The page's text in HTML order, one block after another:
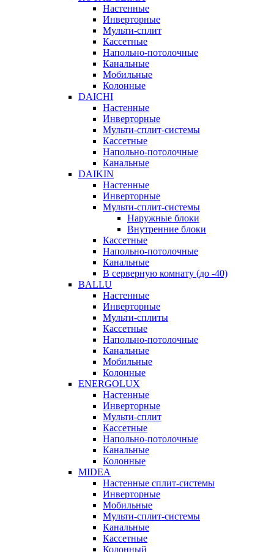
Настенные
Инверторные
Мульти-сплит
Кассетные
Напольно-потолочные
Канальные
Мобильные
Колонные
DAICHI
Настенные
Инверторные
Мульти-сплит-системы
Кассетные
Напольно-потолочные
Канальные
DAIKIN
Настенные
Инверторные
Мульти-сплит-системы
Наружные блоки
Внутренние блоки
Кассетные
Напольно-потолочные
Канальные
В серверную комнату (до -40)
BALLU
Настенные
Инверторные
Мульти-сплиты
Кассетные
Напольно-потолочные
Канальные
Мобильные
Колонные
ENERGOLUX
Настенные
Инверторные
Мульти-сплит
Кассетные
Напольно-потолочные
Канальные
Колонные
MIDEA
Настенные сплит-системы
Инверторные
Мобильные
Мульти-сплит-системы
Канальные
Кассетные
Колонный